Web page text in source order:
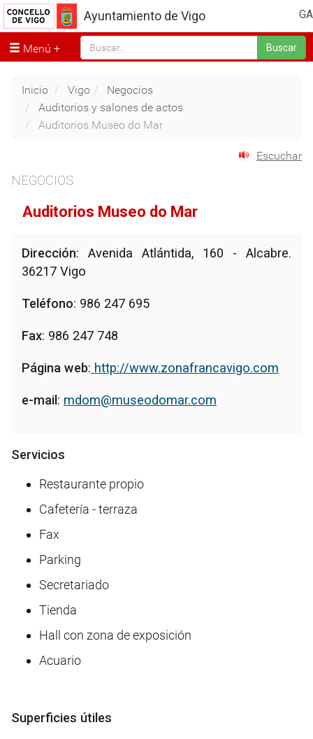
GA
Ayuntamiento de Vigo
Menú Buscar
Inicio Vigo
Negocios
Auditorios y salones de actos
Auditorios Museo do Mar
Escuchar
NEGOCIOS
Auditorios Museo do Mar
Dirección: Avenida Atlántida, 160 - Alcabre.
36217 Vigo
Teléfono: 986 247 695
Fax: 986 247 748
Página web: http://www.zonafrancavigo.com
e-mail: mdom@museodomar.com
Servicios
Restaurante propio
Cafetería - terraza
Fax
Parking
Secretariado
Tienda
Hall con zona de exposición
Acuario
Superficies útiles